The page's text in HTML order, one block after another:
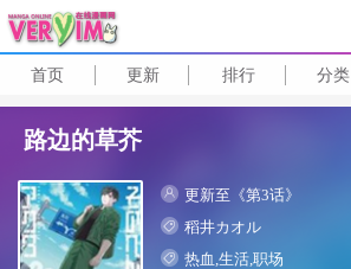
首页 更新 排行 分类
路边的草芥
更新至《第3话》
稻井カオル
热血,生活,职场